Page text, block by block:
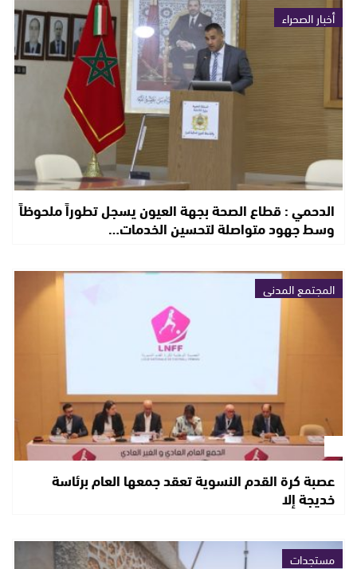
أخبار الصحراء
الدحمي : قطاع الصحة بجهة العيون يسجل تطوراً ملحوظاً
وسط جهود متواصلة لتحسين الخدمات…
المجتمع المدني
عصبة كرة القدم النسوية تعقد جمعها العام برئاسة
خديجة إلا
مستجدات